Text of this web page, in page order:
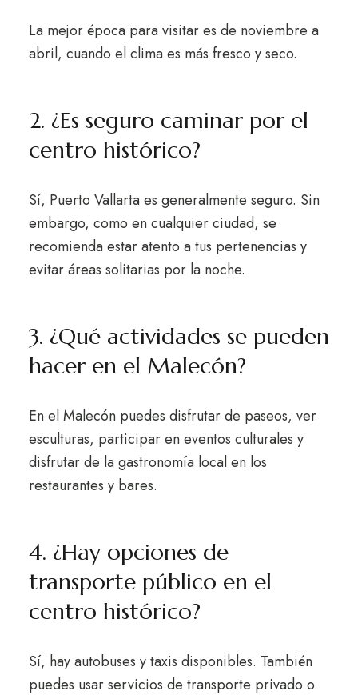
La mejor época para visitar es de noviembre a
abril, cuando el clima es más fresco y seco.
2. ¿Es seguro caminar por el
centro histórico?
Sí, Puerto Vallarta es generalmente seguro. Sin
embargo, como en cualquier ciudad, se
recomienda estar atento a tus pertenencias y
evitar áreas solitarias por la noche.
3. ¿Qué actividades se pueden
hacer en el Malecón?
En el Malecón puedes disfrutar de paseos, ver
esculturas, participar en eventos culturales y
disfrutar de la gastronomía local en los
restaurantes y bares.
4. ¿Hay opciones de
transporte público en el
centro histórico?
Sí, hay autobuses y taxis disponibles. También
puedes usar servicios de transporte privado o